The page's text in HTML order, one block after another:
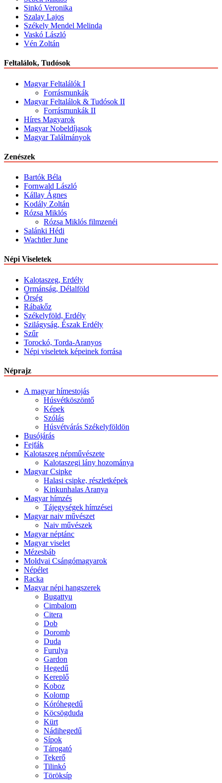
Sinkó Veronika
Szalay Lajos
Székely Mendel Melinda
Vaskó László
Vén Zoltán
Feltalálok, Tudósok
Magyar Feltalálók I
Forrásmunkák
Magyar Feltalálok & Tudósok II
Forrásmunkák II
Híres Magyarok
Magyar Nobeldíjasok
Magyar Találmányok
Zenészek
Bartók Béla
Fornwald László
Kállay Ágnes
Kodály Zoltán
Rózsa Miklós
Rózsa Miklós filmzenéi
Salánki Hédi
Wachtler June
Népi Viseletek
Kalotaszeg, Erdély
Ormánság, Délalföld
Őrség
Rábakőz
Székelyföld, Erdély
Szilágyság, Észak Erdély
Szűr
Torockó, Torda-Aranyos
Népi viseletek képeinek forrása
Néprajz
A magyar hímestojás
Húsvétköszöntő
Képek
Szólás
Húsvétvárás Székelyföldön
Busójárás
Fejfák
Kalotaszeg népművészete
Kalotaszegi lány hozománya
Magyar Csipke
Halasi csipke, részletképek
Kinkunhalas Aranya
Magyar hímzés
Tájegységek hímzései
Magyar naiv művészet
Naiv művészek
Magyar néptánc
Magyar viselet
Mézesbáb
Moldvai Csángómagyarok
Népélet
Racka
Magyar népi hangszerek
Bugattyu
Cimbalom
Citera
Dob
Doromb
Duda
Furulya
Gardon
Hegedű
Kereplő
Koboz
Kolomp
Kóróhegedű
Köcsögduda
Kürt
Nádihegedű
Sípok
Tárogató
Tekerő
Tilinkó
Töröksíp